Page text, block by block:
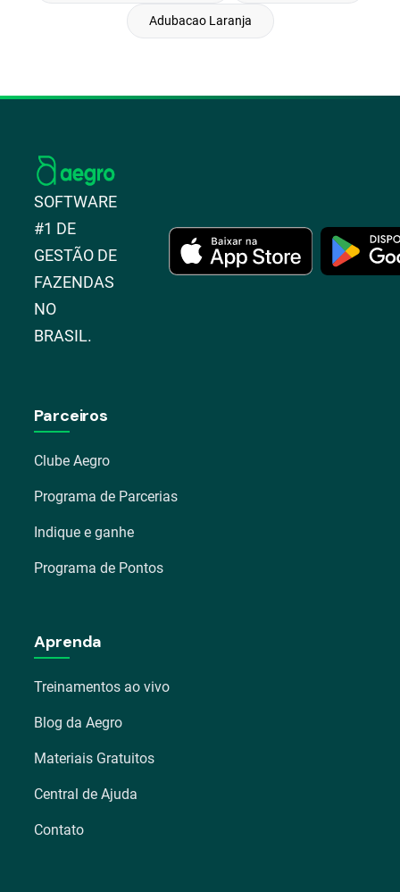
Adubacao Laranja
SOFTWARE
#1 DE
GESTÃO DE
FAZENDAS
NO
BRASIL.
Parceiros
Clube Aegro
Programa de Parcerias
Indique e ganhe
Programa de Pontos
Aprenda
Treinamentos ao vivo
Blog da Aegro
Materiais Gratuitos
Central de Ajuda
Contato